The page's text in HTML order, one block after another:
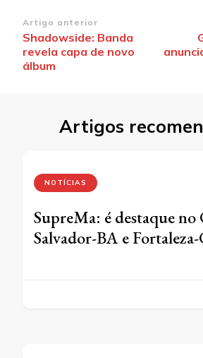
Navegação
de
post
Artigo anterior
Shadowside: Banda
revela capa de novo
álbum
Artigos
NOTÍCIAS
SupreMa: é destaque no
Salvador-BA e